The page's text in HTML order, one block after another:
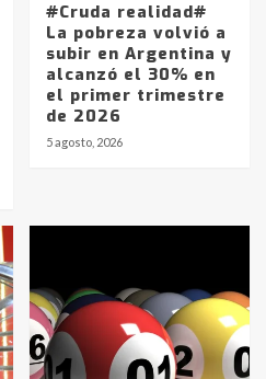
#Cruda realidad#
La pobreza volvió a
subir en Argentina y
alcanzó el 30% en
el primer trimestre
de 2026
5 agosto, 2026